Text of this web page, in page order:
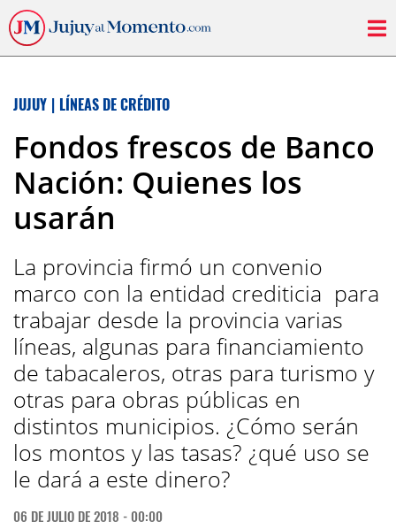
JUJUY | LÍNEAS DE CRÉDITO
Fondos frescos de Banco
Nación: Quienes los
usarán
La provincia firmó un convenio
marco con la entidad crediticia para
trabajar desde la provincia varias
líneas, algunas para financiamiento
de tabacaleros, otras para turismo y
otras para obras públicas en
distintos municipios. ¿Cómo serán
los montos y las tasas? ¿qué uso se
le dará a este dinero?
06 DE JULIO DE 2018 - 00:00